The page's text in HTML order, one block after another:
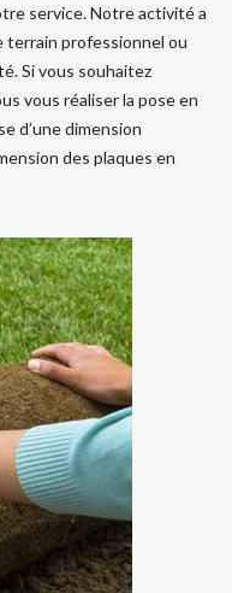
service. Notre activité a
terrain professionnel ou
Si vous souhaitez
vous réaliser la pose en
d’une dimension
des plaques en